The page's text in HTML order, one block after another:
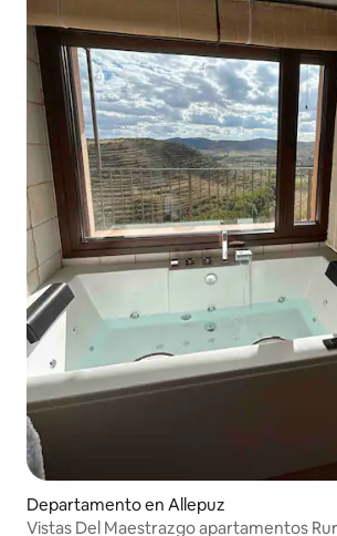
Departamento en Allepuz
Vistas Del Maestrazgo apartamentos